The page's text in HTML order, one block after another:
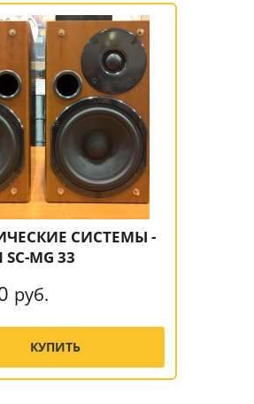
СИСТЕМЫ -
MG 33
руб.
КУПИТЬ